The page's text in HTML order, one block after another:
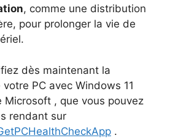
, comme une distribution
pour prolonger la vie de
dès maintenant la
PC avec Windows 11
Microsoft , que vous pouvez
rendant sur
.